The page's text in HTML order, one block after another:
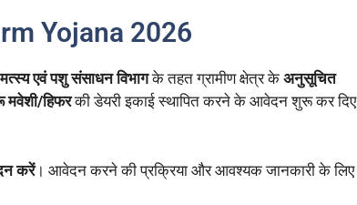
Yojana 2026
एवं पशु संसाधन विभागके तहत ग्रामीण क्षेत्र के अनुसूचित
मवेशी/हिफरकी डेयरी इकाई स्थापित करने के आवेदन शुरू कर दिए
करें। आवेदन करने की प्रक्रिया और आवश्यक जानकारी के लिए